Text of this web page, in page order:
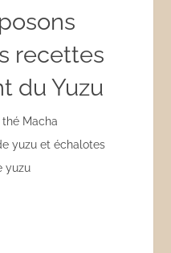
recettes
du Yuzu
thé Macha
yuzu et échalotes
yuzu